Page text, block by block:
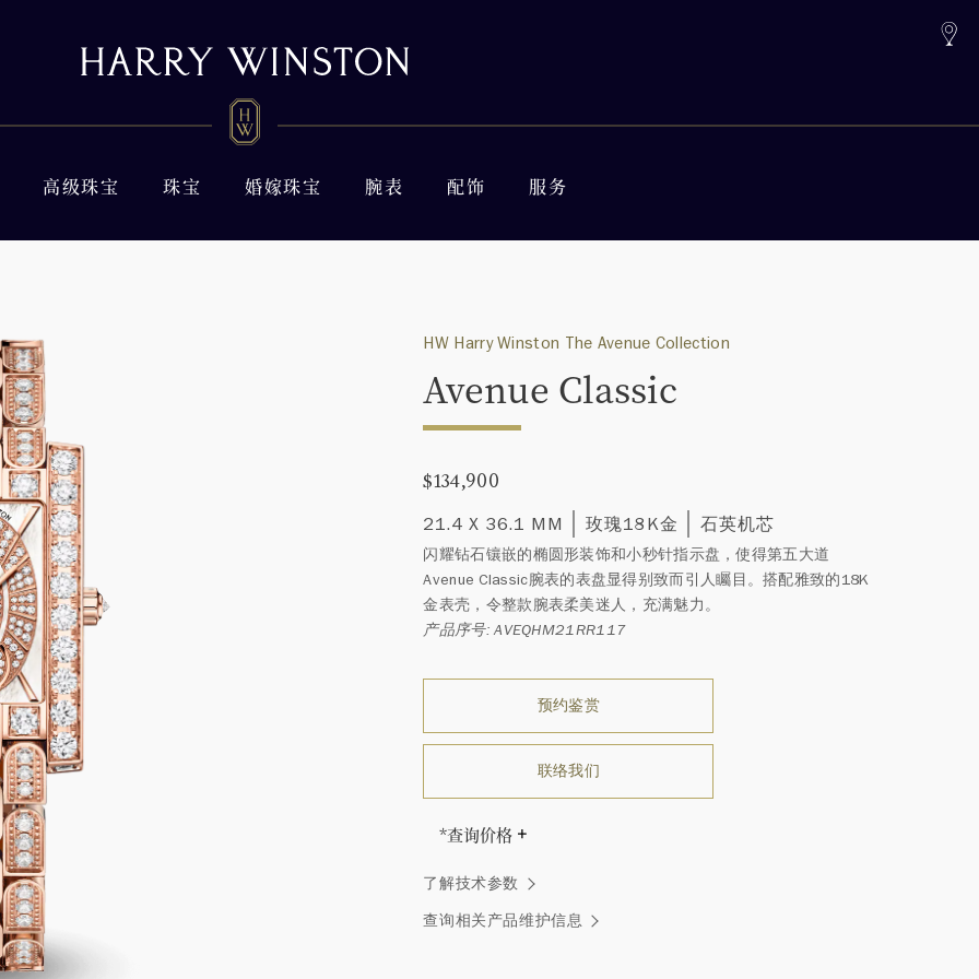
高级珠宝 珠宝 婚嫁珠宝 腕表 配饰 服务
HW Harry Winston The Avenue Collection
Avenue Classic
$134,900
21.4 X 36.1 MM 玫瑰18K金 石英机芯
闪耀钻石镶嵌的椭圆形装饰和小秒针指示盘，使得第五大道
Avenue Classic腕表的表盘显得别致而引人矚目。搭配雅致的18K
金表壳，令整款腕表柔美迷人，充满魅力。
产品序号: AVEQHM21RR117
预约鉴赏
联络我们
*查询价格
顿的每一件高级珠宝作品也是如此：每个宝石皆与众不同而采用独
特镶嵌方式，重量和宝石的等级亦不尽相同。如有疑问，敬请咨询
客户服务。
了解技术参数
查询相关产品维护信息